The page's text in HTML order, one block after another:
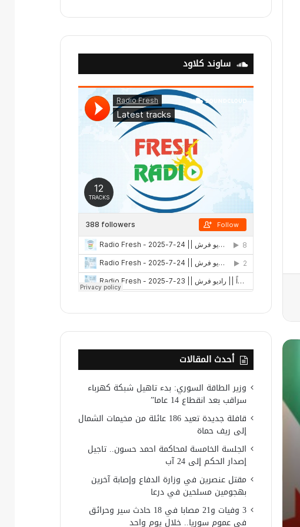
ساوند كلاود
أحدث المقالات
وزير الطاقة السوري: بدء تاهيل شبكة كهرباء
سراقب بعد انقطاع 14 عاما”
قافلة جديدة تعيد 186 عائلة من مخيمات الشمال
إلى ريف حماة
الجلسة الخامسة لمحاكمة احمد حسون.. تاجيل
إصدار الحكم إلى 24 آب
مقتل عنصرين في وزارة الدفاع وإصابة آخرين
بهجومين مسلحين في درعا
3 وفيات و21 مصابا في 18 حادث سير وحرائق
في عموم سوريا.. خلال يوم واحد